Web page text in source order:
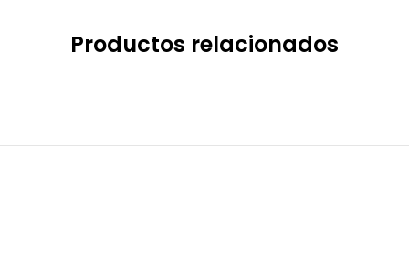
Productos relacionados